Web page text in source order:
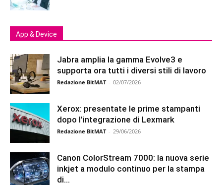
App & Device
Jabra amplia la gamma Evolve3 e
supporta ora tutti i diversi stili di lavoro
Redazione BitMAT - 02/07/2026
Xerox: presentate le prime stampanti
dopo l’integrazione di Lexmark
Redazione BitMAT - 29/06/2026
Canon ColorStream 7000: la nuova serie
inkjet a modulo continuo per la stampa
di...